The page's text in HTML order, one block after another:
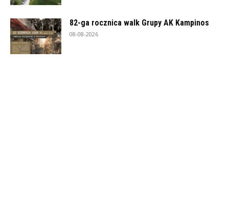
82-ga rocznica walk Grupy AK Kampinos
08-08-2026